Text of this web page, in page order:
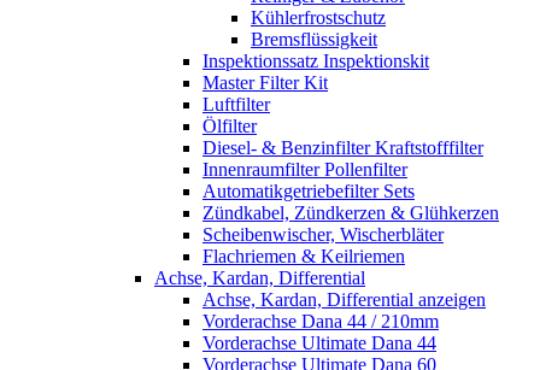
Kühlerfrostschutz
Bremsflüssigkeit
Inspektionssatz Inspektionskit
Master Filter Kit
Luftfilter
Ölfilter
Diesel- & Benzinfilter Kraftstofffilter
Innenraumfilter Pollenfilter
Automatikgetriebefilter Sets
Zündkabel, Zündkerzen & Glühkerzen
Scheibenwischer, Wischerbläter
Flachriemen & Keilriemen
Achse, Kardan, Differential
Achse, Kardan, Differential anzeigen
Vorderachse Dana 44 / 210mm
Vorderachse Ultimate Dana 44
Vorderachse Ultimate Dana 60